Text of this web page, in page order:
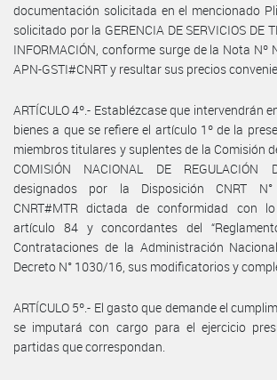
documentación solicitada en el mencionado
solicitado por la GERENCIA DE SERVICIOS DE
INFORMACIÓN, conforme surge de la Nota Nº
APN-GSTI#CNRT y resultar sus precios
ARTÍCULO 4º.- Establézcase que intervendrán
bienes a que se refiere el artículo 1º de la
miembros titulares y suplentes de la Comisión
COMISIÓN NACIONAL DE REGULACIÓN
designados por la Disposición CNRT N°
CNRT#MTR dictada de conformidad con
artículo 84 y concordantes del
Contrataciones de la Administración
Decreto N° 1030/16, sus modificatorios y
ARTÍCULO 5º.- El gasto que demande el
se imputará con cargo para el ejercicio
partidas que correspondan.